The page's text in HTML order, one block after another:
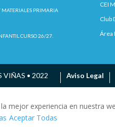
MATERIALES PRIMARIA
CURSO 26/27.
CEI
Club
Área
VIÑAS • 2022 Aviso Legal
mejor experiencia en nuestra
Aceptar Todas